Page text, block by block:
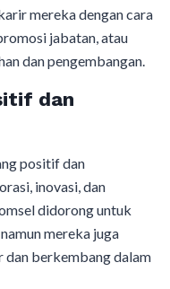
mereka dengan cara
jabatan, atau
dan pengembangan.
dan
positif dan
inovasi, dan
didorong untuk
mereka juga
berkembang dalam